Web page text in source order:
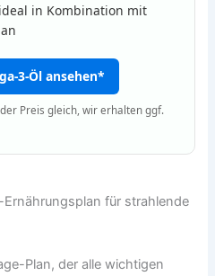
in Kombination mit
3-Öl ansehen*
Preis gleich, wir erhalten ggf.
für strahlende
Plan, der alle wichtigen